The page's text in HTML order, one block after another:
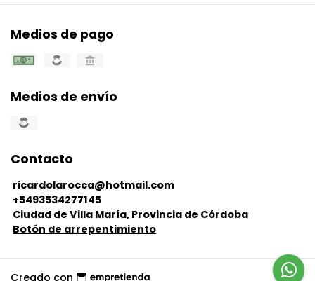
Medios de pago
Medios de envío
Contacto
ricardolarocca@hotmail.com
+5493534277145
Ciudad de Villa María, Provincia de Córdoba
Botón de arrepentimiento
Creado con